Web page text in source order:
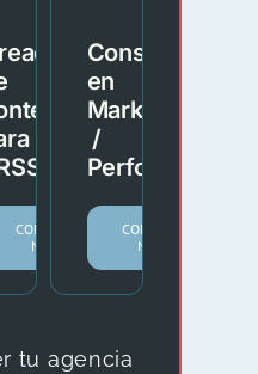
CONOCER
MÁS.
Consultoría
en
Marketing
/
Performance
CONOCER
MÁS.
tu agencia